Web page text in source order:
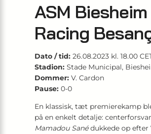
ASM Biesheim
Racing
Dato / tid: 26.08.2023 kl. 18.00
Stadion: Stade Municipal,
Dommer: V. Cardon
Pause: 0-0
En klassisk, tæt premierekamp
på en enkelt detalje:
Mamadou Sanédukkede op efter